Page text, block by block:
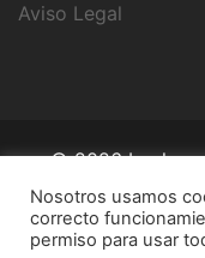
Aviso Legal
© 2026
Nosotros usamos
correcto
permiso para usar